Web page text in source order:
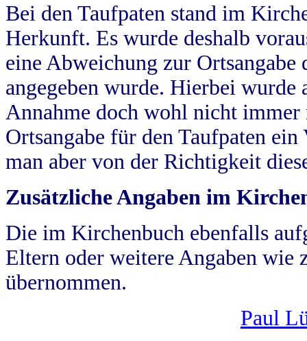
Bei den Taufpaten stand im
Herkunft. Es wurde deshalb
eine Abweichung zur
angegeben wurde. Hierbei wurde
Annahme doch wohl nicht
Ortsangabe für den Taufpaten
man aber von der Richtigkeit
Zusätzliche Angaben im
Die im Kirchenbuch ebenfalls
Eltern oder weitere Angaben wie
übernommen.
Paul